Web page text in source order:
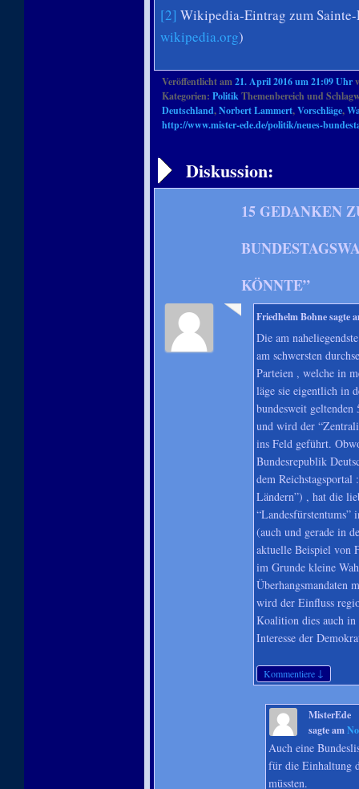
[2] Wikipedia-Eintrag zum
wikipedia.org)
Veröffentlicht am21. April 2016 um 21:09 Uhr
Kategorien: PolitikThemenbereich und
Deutschland,Norbert Lammert,Vorschläge,
http://www.mister-ede.de/politik/neues-
Diskussion:
15 GEDANKEN
KÖNNTE”
Friedhelm Bohnesagte
Die am
am schwersten
Parteien , welche in
läge sie eigentlich in
bundesweit
und wird der
ins Feld geführt.
Bundesrepublik
dem Reichstagsportal
Ländern”) , hat die
“Landesfürstentums”
(auch und gerade in
aktuelle Beispiel von
im Grunde kleine
Überhangsmandaten
wird der Einfluss
Koalition dies auch
Interesse der
Kommentiere ↓
MisterEde
sagte am
Auch eine
für die Einhaltung
müssten.